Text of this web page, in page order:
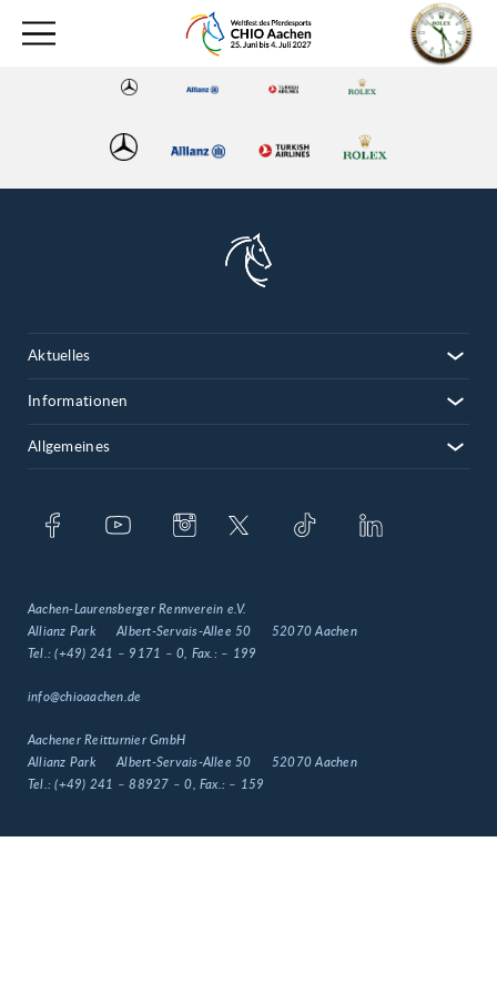
Aktuelles
Informationen
Allgemeines
Aachen-Laurensberger Rennverein e.V.
Allianz Park
Albert-Servais-Allee 50
52070 Aachen
Tel.:(+49) 241 – 9171 – 0 , Fax.: – 199
info@chioaachen.de
Aachener Reitturnier GmbH
Allianz Park
Albert-Servais-Allee 50
52070 Aachen
Tel.:(+49) 241 – 88927 – 0 , Fax.: – 159